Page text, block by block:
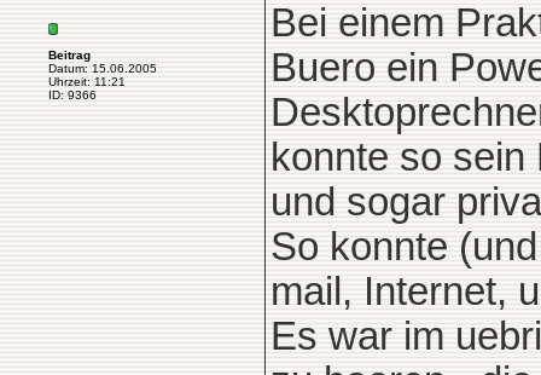
Beitrag
Datum: 15.06.2005
Uhrzeit: 11:21
ID: 9366
Bei einem
Buero ein
konnte so
und sogar
So konnte
mail, Internet,
Es war im